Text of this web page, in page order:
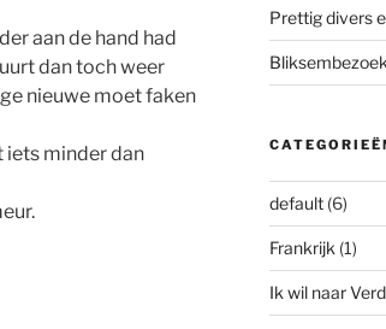
aan de hand had
dan toch weer
nieuwe moet faken
iets minder dan
Prettig divers
default(6)
Frankrijk (1)
Ik wil naar